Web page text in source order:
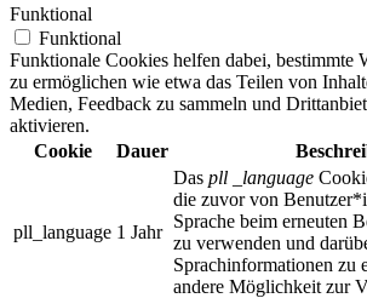
Funktional
Funktional
Funktionale Cookies helfen dabei, bestimmte
zu ermöglichen wie etwa das Teilen von
Medien, Feedback zu sammeln und
aktivieren.
Cookie
Dauer
pll_language 1 Jahr
Das pll _language
die zuvor von
Sprache beim erneuten
zu verwenden und
Sprachinformationen zu
andere Möglichkeit zur